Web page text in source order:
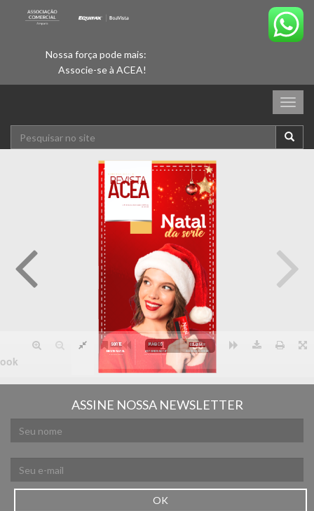
Nossa força pode mais:
Associe-se à ACEA!
ASSINE NOSSA NEWSLETTER
OK